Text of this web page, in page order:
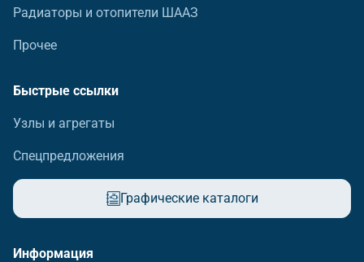
Радиаторы и отопители ШААЗ
Прочее
Быстрые ссылки
Узлы и агрегаты
Спецпредложения
Графические каталоги
Информация